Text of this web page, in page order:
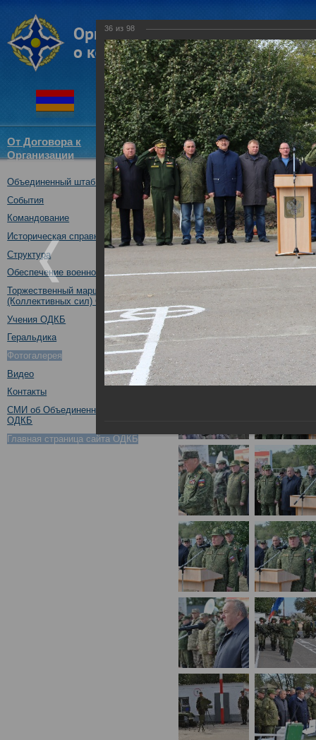
От Договора к
Организации
Структура
ОДКБ
Новости
Объединенный штаб ОДКБ
События
Командование
Историческая справка
Структура
Обеспечение военной безопасности
Торжественный марш Войск
(Коллективных сил) ОДКБ
Учения ОДКБ
Геральдика
Фотогалерея
Видео
Контакты
СМИ об Объединенном штабе
ОДКБ
Главная страница сайта ОДКБ
Открытие оперативно-
03.10.2017
36 из 98